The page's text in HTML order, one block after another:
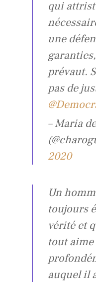
qui
une
prévaut.
pas de
– Maria
2020
Un
toujours
vérité et
tout aime
auquel il